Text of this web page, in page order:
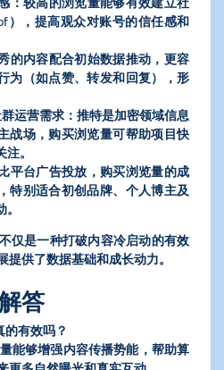
），提高观众对账号的信任感和
的内容配合初始数据推动，更容
为（如点赞、转发和回复），形
运营需求​ ​：推特是加密领域信息
战场，购买浏览量可帮助项目快
。
平台广告投放，购买浏览量的成
特别适合初创品牌、个人博主及
仅是一种打破内容冷启动的有效
供了数据基础和成长动力。
答
有效吗？​
能够增强内容传播势能，帮助算